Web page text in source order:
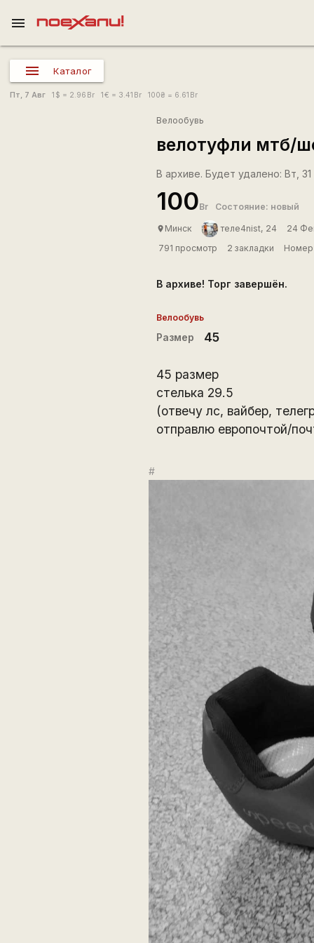
menu
Каталог
Пт, 7 Авг 1 $ = 2.96 Br 1€ = 3.41 Br 100₴ = 6.61 Br
Велообувь
велотуфли мтб/
В архиве. Будет удалено: Вт, 31
100Br Состояние: новый
place Минск теле4nist, 24
24
791 просмотр
2 закладки Номер
В архиве! Торг завершён.
Велообувь
Размер 45
45 размер
стелька 29.5
(отвечу лс, вайбер,
отправлю европочтой/
#